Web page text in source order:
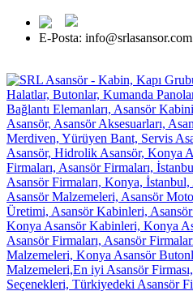
E-Posta: info@srlasansor.com